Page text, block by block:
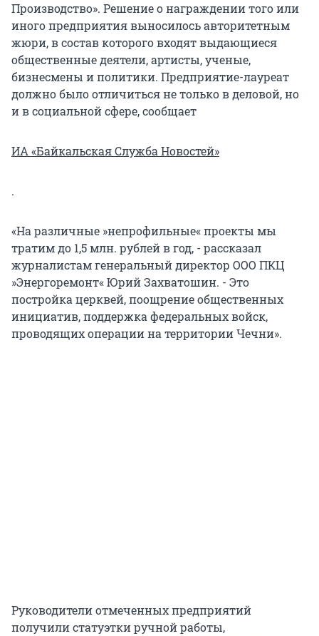
Производство». Решение о награждении того или
иного предприятия выносилось авторитетным
жюри, в состав которого входят выдающиеся
общественные деятели, артисты, ученые,
бизнесмены и политики. Предприятие-лауреат
должно было отличиться не только в деловой, но
и в социальной сфере, сообщает
ИА «Байкальская Служба Новостей»
.
«На различные »непрофильные« проекты мы
тратим до 1,5 млн. рублей в год, - рассказал
журналистам генеральный директор ООО ПКЦ
»Энергоремонт« Юрий Захватошин. - Это
постройка церквей, поощрение общественных
инициатив, поддержка федеральных войск,
проводящих операции на территории Чечни».
Руководители отмеченных предприятий
получили статуэтки ручной работы,